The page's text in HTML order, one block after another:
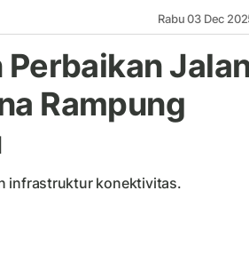
Rabu 03 Dec
Rampung
infrastruktur konektivitas.